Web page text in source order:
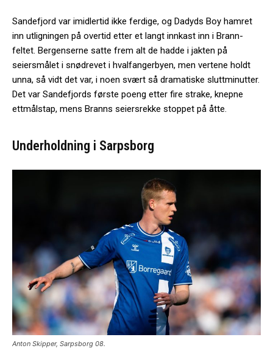
Sandefjord var imidlertid ikke ferdige, og Dadyds Boy hamret
inn utligningen på overtid etter et langt innkast inn i Brann-
feltet. Bergenserne satte frem alt de hadde i jakten på
seiersmålet i snødrevet i hvalfangerbyen, men vertene holdt
unna, så vidt det var, i noen svært så dramatiske sluttminutter.
Det var Sandefjords første poeng etter fire strake, knepne
ettmålstap, mens Branns seiersrekke stoppet på åtte.
Underholdning i Sarpsborg
Anton Skipper, Sarpsborg 08.